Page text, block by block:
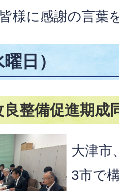
様に感謝の言葉
日）
良整備促進期成
大津市
3市で